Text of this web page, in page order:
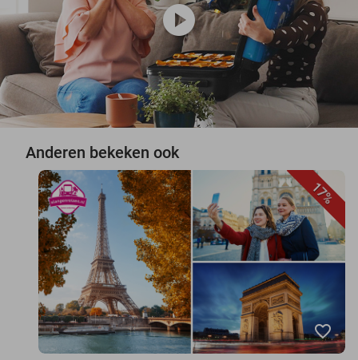
play_circle
Anderen bekeken ook
17%
favorite_border